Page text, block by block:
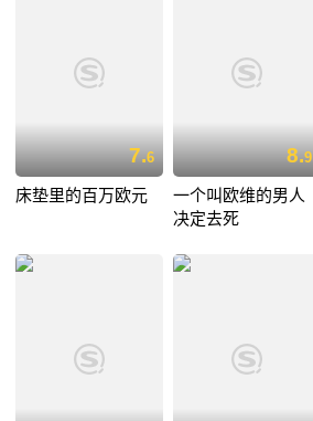
7.6
床垫里的百万欧元
8.9
一个叫欧维的男人
决定去死